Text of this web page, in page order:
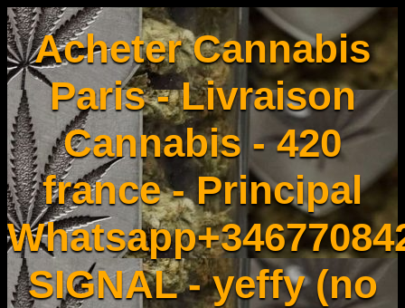
Acheter Cannabis
Paris - Livraison
Cannabis - 420
france - Principal
SIGNAL - yeffy (no